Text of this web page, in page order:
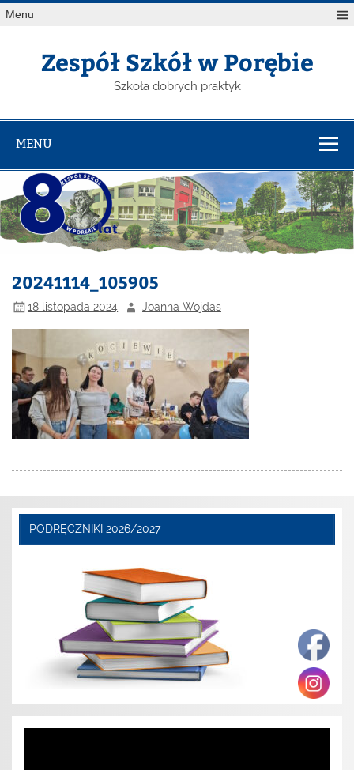
Menu
Zespół Szkół w Porębie
Szkoła dobrych praktyk
MENU
20241114_105905
18 listopada 2024 Joanna Wojdas
PODRĘCZNIKI 2026/2027